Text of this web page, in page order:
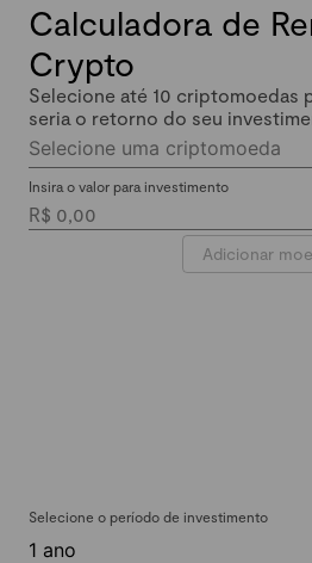
Calculadora de
Crypto
Selecione até 10 criptomoedas
seria o retorno do seu
Selecione uma criptomoeda
Insira o valor para investimento
Adicionar
Selecione o período de investimento
1 ano